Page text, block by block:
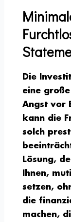
Die
eine
Angst vor
kann die
solch
Lösung,
Ihnen,
setzen,
die
machen,